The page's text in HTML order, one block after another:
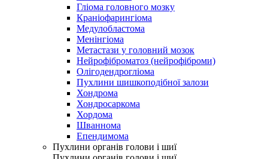
Гліома головного мозку
Краніофарингіома
Медулобластома
Менінгіома
Метастази у головний мозок
Нейрофіброматоз (нейрофіброми)
Олігодендрогліома
Пухлини шишкоподібної залози
Хондрома
Хондросаркома
Хордома
Шваннома
Епендимома
Пухлини органів голови і шиї